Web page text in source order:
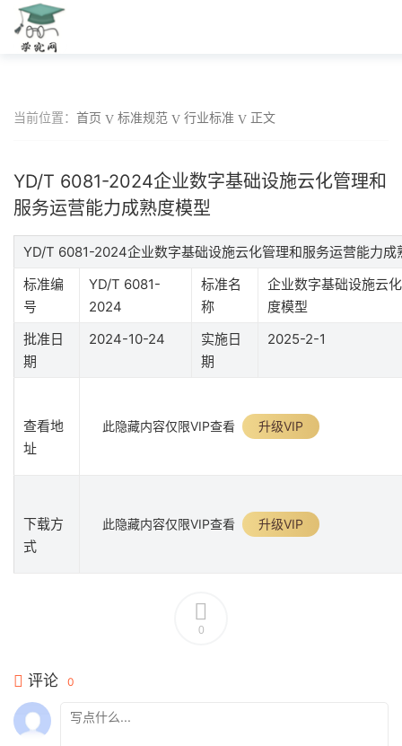
当前位置： 首页 标准规范 行业标准 正文
YD/T 6081-2024企业数字基础设施云化管理和
服务运营能力成熟度模型
YD/T 6081-2024企业数字基础设施云化管理和服务运营能力成
标准编
号
YD/T 6081-
2024
标准名
称
企业数字基础设施云
度模型
批准日
期
2024-10-24
实施日
期
2025-2-1
查看地
址
此隐藏内容仅限VIP查看 升级VIP
下载方
式
此隐藏内容仅限VIP查看 升级VIP
0
评论 0